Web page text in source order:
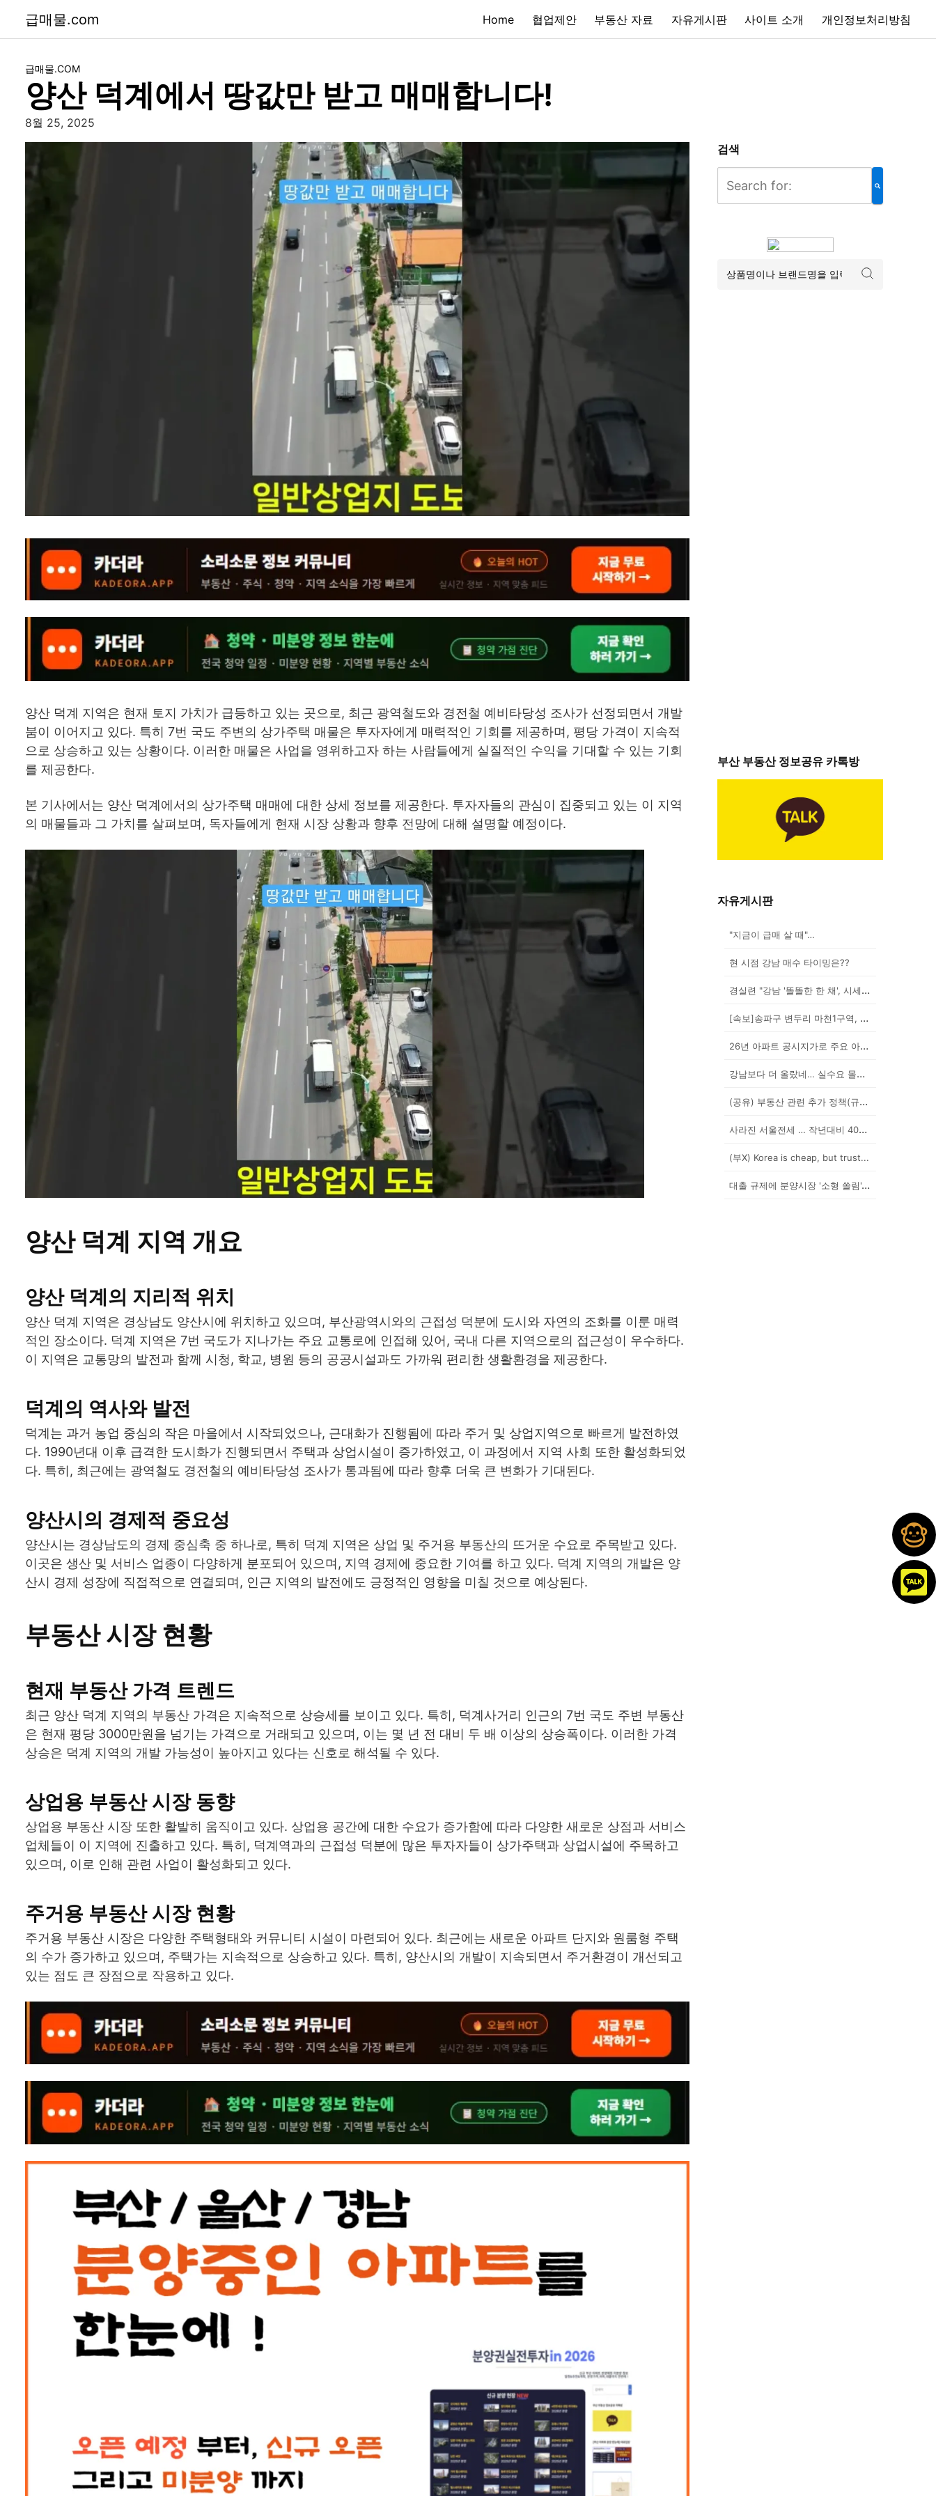
급매물.com Home 협업제안 부동산 자료 자유게시판 사이트 소개 개인정보처리방침
급매물.COM
양산 덕계에서 땅값만 받고 매매합니다!
8월 25, 2025
양산 덕계 지역은 현재 토지 가치가 급등하고 있는 곳으로, 최근 광역철도와 경전철 예비타당성 조사가 선정되면서 개발
붐이 이어지고 있다. 특히 7번 국도 주변의 상가주택 매물은 투자자에게 매력적인 기회를 제공하며, 평당 가격이 지속적
으로 상승하고 있는 상황이다. 이러한 매물은 사업을 영위하고자 하는 사람들에게 실질적인 수익을 기대할 수 있는 기회
를 제공한다.
본 기사에서는 양산 덕계에서의 상가주택 매매에 대한 상세 정보를 제공한다. 투자자들의 관심이 집중되고 있는 이 지역
의 매물들과 그 가치를 살펴보며, 독자들에게 현재 시장 상황과 향후 전망에 대해 설명할 예정이다.
양산 덕계 지역 개요
양산 덕계의 지리적 위치
양산 덕계 지역은 경상남도 양산시에 위치하고 있으며, 부산광역시와의 근접성 덕분에 도시와 자연의 조화를 이룬 매력
적인 장소이다. 덕계 지역은 7번 국도가 지나가는 주요 교통로에 인접해 있어, 국내 다른 지역으로의 접근성이 우수하다.
이 지역은 교통망의 발전과 함께 시청, 학교, 병원 등의 공공시설과도 가까워 편리한 생활환경을 제공한다.
덕계의 역사와 발전
덕계는 과거 농업 중심의 작은 마을에서 시작되었으나, 근대화가 진행됨에 따라 주거 및 상업지역으로 빠르게 발전하였
다. 1990년대 이후 급격한 도시화가 진행되면서 주택과 상업시설이 증가하였고, 이 과정에서 지역 사회 또한 활성화되었
다. 특히, 최근에는 광역철도 경전철의 예비타당성 조사가 통과됨에 따라 향후 더욱 큰 변화가 기대된다.
양산시의 경제적 중요성
양산시는 경상남도의 경제 중심축 중 하나로, 특히 덕계 지역은 상업 및 주거용 부동산의 뜨거운 수요로 주목받고 있다.
이곳은 생산 및 서비스 업종이 다양하게 분포되어 있으며, 지역 경제에 중요한 기여를 하고 있다. 덕계 지역의 개발은 양
산시 경제 성장에 직접적으로 연결되며, 인근 지역의 발전에도 긍정적인 영향을 미칠 것으로 예상된다.
부동산 시장 현황
현재 부동산 가격 트렌드
최근 양산 덕계 지역의 부동산 가격은 지속적으로 상승세를 보이고 있다. 특히, 덕계사거리 인근의 7번 국도 주변 부동산
은 현재 평당 3000만원을 넘기는 가격으로 거래되고 있으며, 이는 몇 년 전 대비 두 배 이상의 상승폭이다. 이러한 가격
상승은 덕계 지역의 개발 가능성이 높아지고 있다는 신호로 해석될 수 있다.
상업용 부동산 시장 동향
상업용 부동산 시장 또한 활발히 움직이고 있다. 상업용 공간에 대한 수요가 증가함에 따라 다양한 새로운 상점과 서비스
업체들이 이 지역에 진출하고 있다. 특히, 덕계역과의 근접성 덕분에 많은 투자자들이 상가주택과 상업시설에 주목하고
있으며, 이로 인해 관련 사업이 활성화되고 있다.
주거용 부동산 시장 현황
주거용 부동산 시장은 다양한 주택형태와 커뮤니티 시설이 마련되어 있다. 최근에는 새로운 아파트 단지와 원룸형 주택
의 수가 증가하고 있으며, 주택가는 지속적으로 상승하고 있다. 특히, 양산시의 개발이 지속되면서 주거환경이 개선되고
있는 점도 큰 장점으로 작용하고 있다.
검색
부산 부동산 정보공유 카톡방
자유게시판
"지금이 급매 살 때"…
현 시점 강남 매수 타이밍은??
경실련 "강남 '똘똘한 한 채', 시세 차익 102억인...
[속보]송파구 변두리 마천1구역, 49층 랜드마크로 날...
26년 아파트 공시지가로 주요 아파트 보유세 시뮬레이션...
강남보다 더 올랐네… 실수요 몰린 이곳은?
(공유) 부동산 관련 추가 정책(규제) 발표 예상됩니다...
사라진 서울전세 … 작년대비 40% '뚝'
(부X) Korea is cheap, but trust...
대출 규제에 분양시장 '소형 쏠림'…20평 이하 경쟁률...